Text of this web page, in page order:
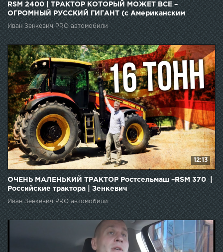
RSM 2400 | ТРАКТОР КОТОРЫЙ МОЖЕТ ВСЕ –
ОГРОМНЫЙ РУССКИЙ ГИГАНТ (с Американским
сердцем?) | Зенкевич
Иван Зенкевич PRO автомобили
12:13
ОЧЕНЬ МАЛЕНЬКИЙ ТРАКТОР Ростсельмаш –RSM 370 |
Российские трактора | Зенкевич
Иван Зенкевич PRO автомобили